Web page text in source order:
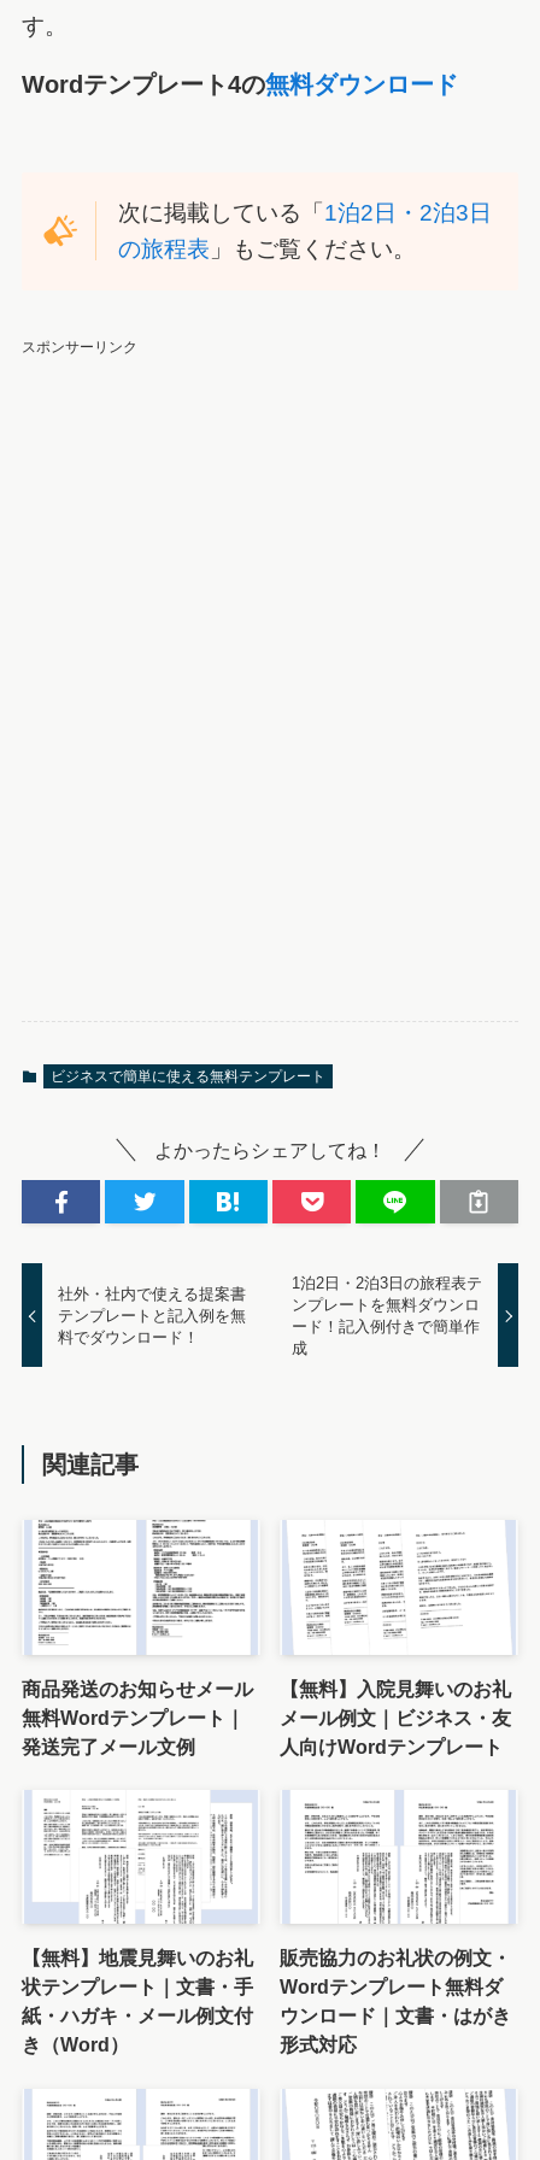
す。
Wordテンプレート4の無料ダウンロード
次に掲載している「 1泊2日・2泊3日
の旅程表 」もご覧ください。
スポンサーリンク
ビジネスで簡単に使える無料テンプレート
よかったらシェアしてね！
社外・社内で使える提案書
テンプレートと記入例を無
料でダウンロード！
1泊2日・2泊3日の旅程表テ
ンプレートを無料ダウンロ
ード！記入例付きで簡単作
成
関連記事
商品発送のお知らせメール
無料Wordテンプレート｜
発送完了メール文例
【無料】入院見舞いのお礼
メール例文｜ビジネス・友
人向けWordテンプレート
【無料】地震見舞いのお礼
状テンプレート｜文書・手
紙・ハガキ・メール例文付
き（Word）
販売協力のお礼状の例文・
Wordテンプレート無料ダ
ウンロード｜文書・はがき
形式対応